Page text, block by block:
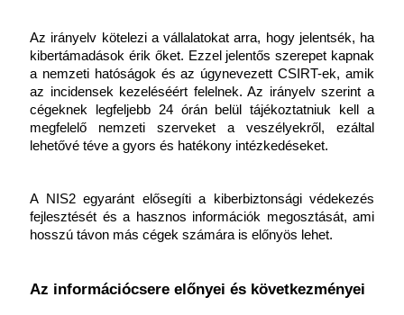
Az irányelv kötelezi a vállalatokat arra, hogy jelentsék, ha
kibertámadások érik őket. Ezzel jelentős szerepet kapnak
a nemzeti hatóságok és az úgynevezett CSIRT-ek, amik
az incidensek kezeléséért felelnek. Az irányelv szerint a
cégeknek legfeljebb 24 órán belül tájékoztatniuk kell a
megfelelő nemzeti szerveket a veszélyekről, ezáltal
lehetővé téve a gyors és hatékony intézkedéseket.
A NIS2 egyaránt elősegíti a kiberbiztonsági védekezés
fejlesztését és a hasznos információk megosztását, ami
hosszú távon más cégek számára is előnyös lehet.
Az információcsere előnyei és következményei